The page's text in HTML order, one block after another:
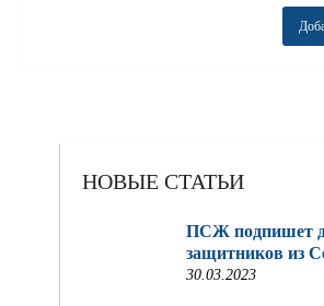
НОВЫЕ СТАТЬИ
ПСЖ подпишет
защитников из
30.03.2023